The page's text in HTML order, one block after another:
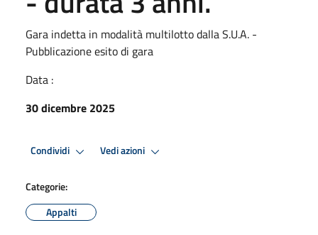
Gara indetta in modalità multilotto dalla S.U.A. -
Pubblicazione esito di gara
Data :
30 dicembre 2025
Condividi Vedi azioni
Categorie:
Appalti